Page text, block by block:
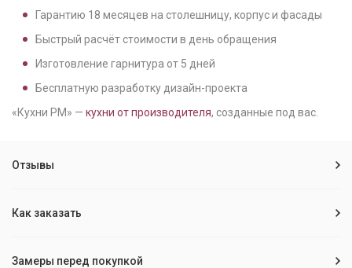
Гарантию 18 месяцев на столешницу, корпус и фасады
Быстрый расчёт стоимости в день обращения
Изготовление гарнитура от 5 дней
Бесплатную разработку дизайн-проекта
«Кухни РМ» — кухни от производителя, созданные под вас.
Отзывы
Как заказать
Замеры перед покупкой